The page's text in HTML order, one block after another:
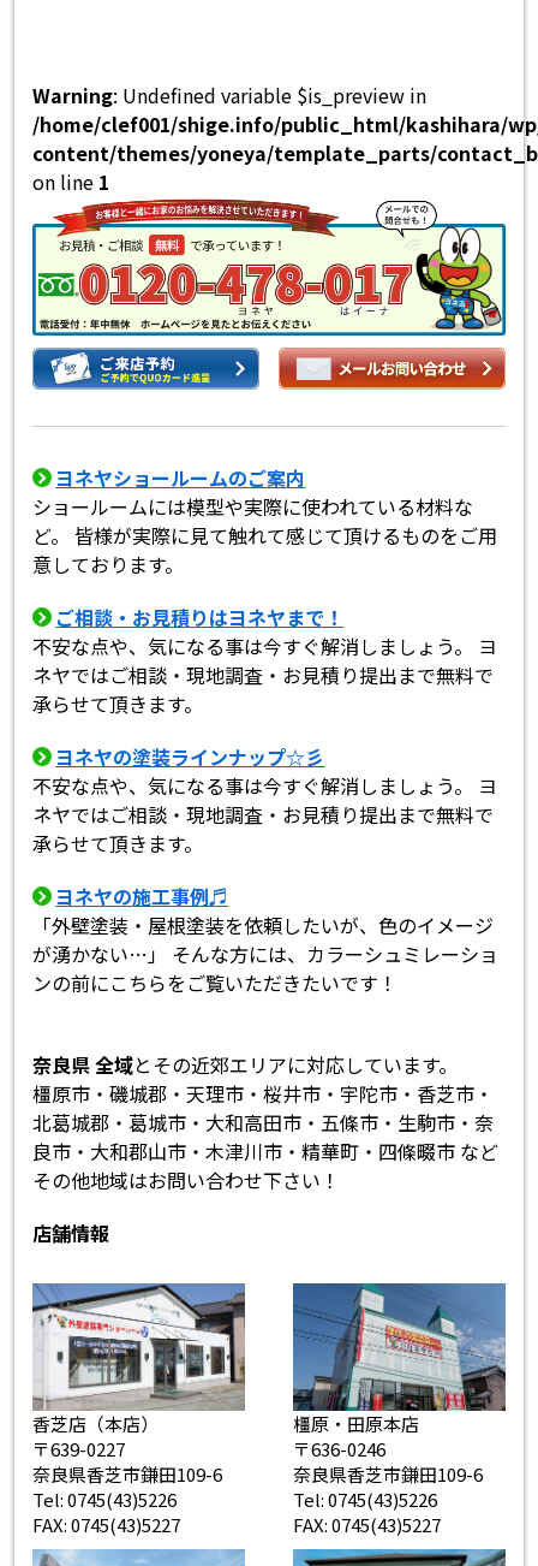
Warning: Undefined variable $is_preview in
/home/clef001/shige.info/public_html/kashihara/
content/themes/yoneya/template_parts/
on line 1
ヨネヤショールームのご案内
ショールームには模型や実際に使われている材料な
ど。 皆様が実際に見て触れて感じて頂けるものをご用
意しております。
ご相談・お見積りはヨネヤまで！
不安な点や、気になる事は今すぐ解消しましょう。 ヨ
ネヤではご相談・現地調査・お見積り提出まで無料で
承らせて頂きます。
ヨネヤの塗装ラインナップ☆彡
不安な点や、気になる事は今すぐ解消しましょう。 ヨ
ネヤではご相談・現地調査・お見積り提出まで無料で
承らせて頂きます。
ヨネヤの施工事例♬
「外壁塗装・屋根塗装を依頼したいが、色のイメージ
が湧かない…」 そんな方には、カラーシュミレーショ
ンの前にこちらをご覧いただきたいです！
奈良県 全域とその近郊エリアに対応しています。
橿原市・磯城郡・天理市・桜井市・宇陀市・香芝市・
北葛城郡・葛城市・大和高田市・五條市・生駒市・奈
良市・大和郡山市・木津川市・精華町・四條畷市 など
その他地域はお問い合わせ下さい！
店舗情報
香芝店（本店）
〒639-0227
奈良県香芝市鎌田109-6
Tel: 0745(43)5226
FAX: 0745(43)5227
橿原・田原本店
〒636-0246
奈良県香芝市鎌田109-6
Tel: 0745(43)5226
FAX: 0745(43)5227